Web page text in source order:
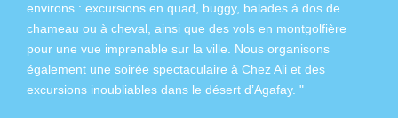
environs : excursions en quad buggy, balades à dos de
chameau ou à cheval , ainsi que des vols en montgolfière
pour une vue imprenable sur la ville. Nous organisons
également une soirée spectaculaire à Chez Ali et des
excursions inoubliables dans le désert d’Agafay. "